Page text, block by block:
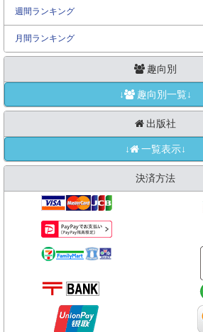
週間ランキング
月間ランキング
趣向別
↓ 趣向別一覧↓
出版社
↓ 一覧表示↓
決済方法